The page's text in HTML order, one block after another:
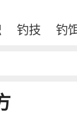
钓技 钓